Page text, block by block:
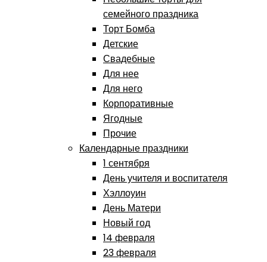
семейного праздника
Торт Бомба
Детские
Свадебные
Для нее
Для него
Корпоративные
Ягодные
Прочие
Календарные праздники
1 сентября
День учителя и воспитателя
Хэллоуин
День Матери
Новый год
14 февраля
23 февраля